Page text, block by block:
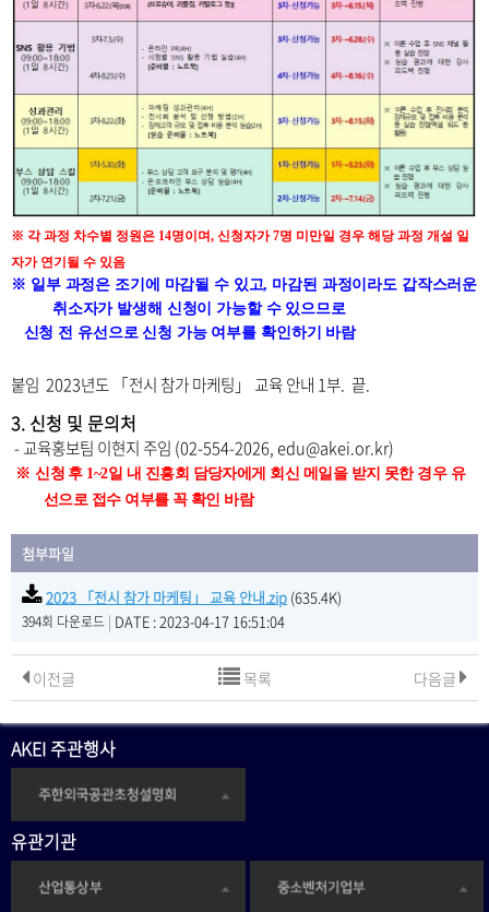
※ 각 과정 차수별 정원은 14명이며, 신청자가 7명 미만일 경우 해당 과정 개설 일
자가 연기될 수 있음
※ 일부 과정은 조기에 마감될 수 있고, 마감된 과정이라도 갑작스러운
취소자가 발생해 신청이 가능할 수 있으므로
신청 전 유선으로 신청 가능 여부를 확인하기 바람
붙임 2023년도 「전시 참가 마케팅」 교육 안내 1부. 끝.
3. 신청 및 문의처
- 교육홍보팀 이현지 주임 (02-554-2026, edu@akei.or.kr)
※ 신청 후 1~2일 내 진흥회 담당자에게 회신 메일을 받지 못한 경우 유
선으로 접수 여부를 꼭 확인 바람
첨부파일
2023 「전시 참가 마케팅」 교육 안내.zip (635.4K)
394회 다운로드 | DATE : 2023-04-17 16:51:04
이전글 다음글
목록
AKEI 주관행사
유관기관